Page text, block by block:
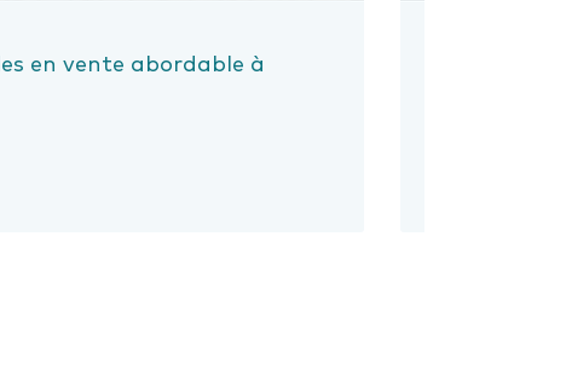
en vente abordable à